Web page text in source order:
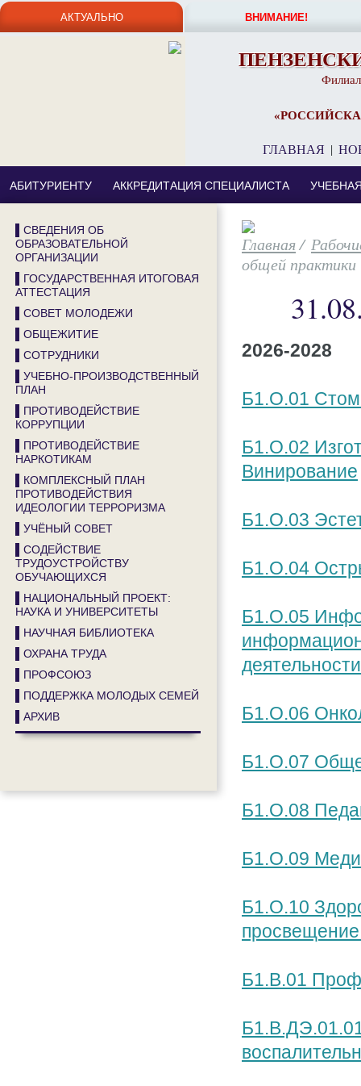
АКТУАЛЬНО ВНИМАНИЕ!
ГЛАВНАЯ |
АБИТУРИЕНТУ АККРЕДИТАЦИЯ СПЕЦИАЛИСТА
/
общей практики
2026-2028
Б1.О.01
Б1.О.02
Винирование
Б1.О.03
Б1.О.04
Б1.О.05
деятельности
Б1.О.06
Б1.О.07
Б1.О.08
Б1.О.09
Б1.О.10
Б1.В.01
▌СВЕДЕНИЯ ОБ
ОБРАЗОВАТЕЛЬНОЙ
ОРГАНИЗАЦИИ
▌ГОСУДАРСТВЕННАЯ ИТОГОВАЯ
АТТЕСТАЦИЯ
▌СОВЕТ МОЛОДЕЖИ
▌ОБЩЕЖИТИЕ
▌СОТРУДНИКИ
▌УЧЕБНО-ПРОИЗВОДСТВЕННЫЙ
ПЛАН
▌ПРОТИВОДЕЙСТВИЕ
КОРРУПЦИИ
▌ПРОТИВОДЕЙСТВИЕ
НАРКОТИКАМ
▌КОМПЛЕКСНЫЙ ПЛАН
ПРОТИВОДЕЙСТВИЯ
ИДЕОЛОГИИ ТЕРРОРИЗМА
▌УЧЁНЫЙ СОВЕТ
▌СОДЕЙСТВИЕ
ТРУДОУСТРОЙСТВУ
ОБУЧАЮЩИХСЯ
▌НАЦИОНАЛЬНЫЙ ПРОЕКТ:
НАУКА И УНИВЕРСИТЕТЫ
▌НАУЧНАЯ БИБЛИОТЕКА
▌ОХРАНА ТРУДА
▌ПРОФСОЮЗ
▌ПОДДЕРЖКА МОЛОДЫХ СЕМЕЙ
▌АРХИВ